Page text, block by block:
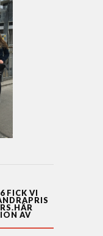
FICK VI
AV